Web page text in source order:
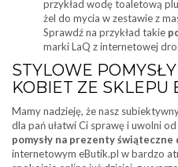
przykład wodę toaletową
żel do mycia w zestawie z
Sprawdź na przykład takie
marki LaQ z internetowej
STYLOWE
KOBIET ZE SKLEPU
Mamy nadzieję, że nasz
dla pań ułatwi Ci sprawę i uwolni
pomysły na prezenty świąteczne
internetowym eButik.pl w bardzo